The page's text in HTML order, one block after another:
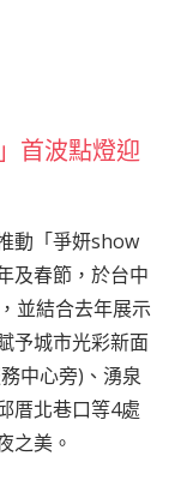
首波點燈迎
動「爭妍show
及春節，於台中
並結合去年展示
予城市光彩新面
中心旁)、湧泉
厝北巷口等4處
之美。